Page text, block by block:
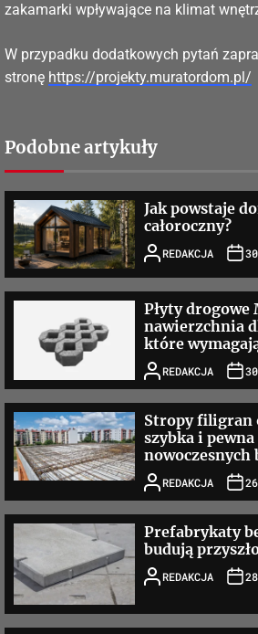
zakamarki wpływające na klimat
W przypadku dodatkowych pytań
stronę https://projekty.muratordom.pl/
Podobne artykuły
Jak powstaje
całoroczny?
REDAKCJA
Płyty drogowe
nawierzchnia
które
REDAKCJA
Stropy filigran
szybka i
nowoczesnych
REDAKCJA
Prefabrykaty
budują
REDAKCJA